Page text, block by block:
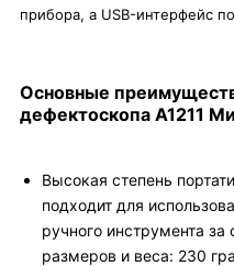
прибора, а USB-интерфейс
Основные
дефектоскопа A1211
Высокая степень
подходит для
ручного инструмента
размеров и веса: 230